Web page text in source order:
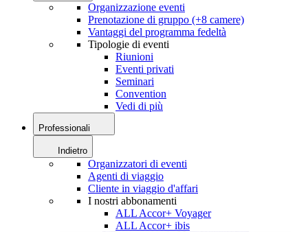
Organizzazione eventi
Prenotazione di gruppo (+8 camere)
Vantaggi del programma fedeltà
Tipologie di eventi
Riunioni
Eventi privati
Seminari
Convention
Vedi di più
Professionali
Indietro
Organizzatori di eventi
Agenti di viaggio
Cliente in viaggio d'affari
I nostri abbonamenti
ALL Accor+ Voyager
ALL Accor+ ibis